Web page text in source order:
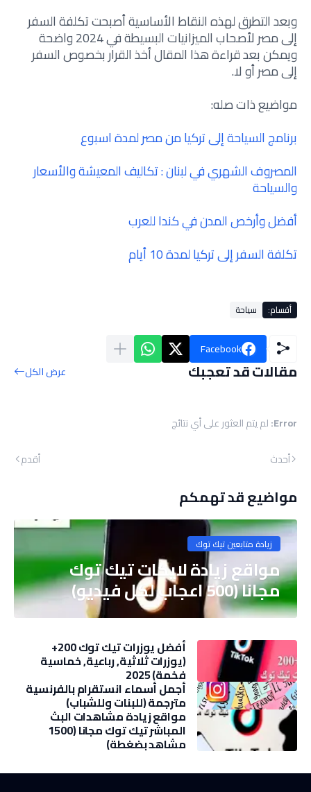
وبعد التطرق لهذه النقاط الأساسية أصبحت تكلفة السفر
إلى مصر لأصحاب الميزانيات البسيطة في 2024 واضحة
ويمكن بعد قراءة هذا المقال أخذ القرار بخصوص السفر
إلى مصر أو لا.
مواضيع ذات صله:
برنامج السياحة إلى تركيا من مصر لمدة اسبوع
المصروف الشهري في لبنان : تكاليف المعيشة والأسعار
والسياحة
أفضل وأرخص المدن في كندا للعرب
تكلفة السفر إلى تركيا لمدة 10 أيام
أقسام: سياحة
Facebook
مقالات قد تعجبك عرض الكل
Error: لم يتم العثور على أي نتائج
أحدث
أقدم
مواضيع قد تهمكم
زيادة متابعين تيك توك
مواقع زيادة لايكات تيك توك
مجانا (500 اعجاب لكل فيديو)
أفضل يوزرات تيك توك 200+
(يوزرات ثلاثية, رباعية, خماسية
فخمة) 2025
أجمل أسماء انستقرام بالفرنسية
مترجمة (للبنات وللشباب)
مواقع زيادة مشاهدات البث
المباشر تيك توك مجانا (1500
مشاهد بضغطة)